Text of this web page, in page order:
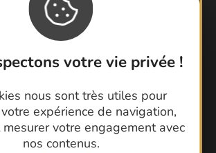
votre vie privée !
nous sont très utiles pour
expérience de navigation,
votre engagement avec
nos contenus.
Contactez-nous !
Foire aux questions
et Topoguides
Latitude Gard